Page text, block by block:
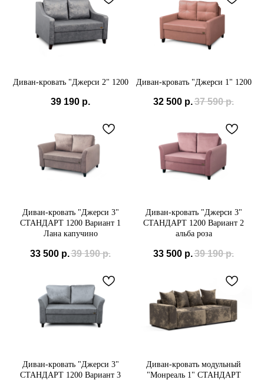
Диван-кровать "Джерси 2" 1200
39 190 р.
Диван-кровать "Джерси 1" 1200
32 500 р.37 590 р.
Диван-кровать "Джерси 3"
СТАНДАРТ 1200 Вариант 1
Лана капучино
33 500 р.39 190 р.
Диван-кровать "Джерси 3"
СТАНДАРТ 1200 Вариант 2
альба роза
33 500 р.39 190 р.
Диван-кровать "Джерси 3"
СТАНДАРТ 1200 Вариант 3
Диван-кровать модульный
"Монреаль 1" СТАНДАРТ
+7(985) 538-05-45